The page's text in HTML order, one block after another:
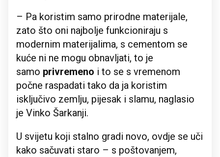
– Pa koristim samo prirodne materijale,
zato što oni najbolje funkcioniraju s
modernim materijalima, s cementom se
kuće ni ne mogu obnavljati, to je
samo privremeno i to se s vremenom
počne raspadati tako da ja koristim
isključivo zemlju, pijesak i slamu, naglasio
je Vinko Šarkanji.
U svijetu koji stalno gradi novo, ovdje se uči
kako sačuvati staro – s poštovanjem,